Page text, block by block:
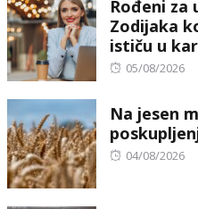
Rođeni za
Zodijaka
ističu u
Posted
05/08/2026
Na jesen
Posted
04/08/2026